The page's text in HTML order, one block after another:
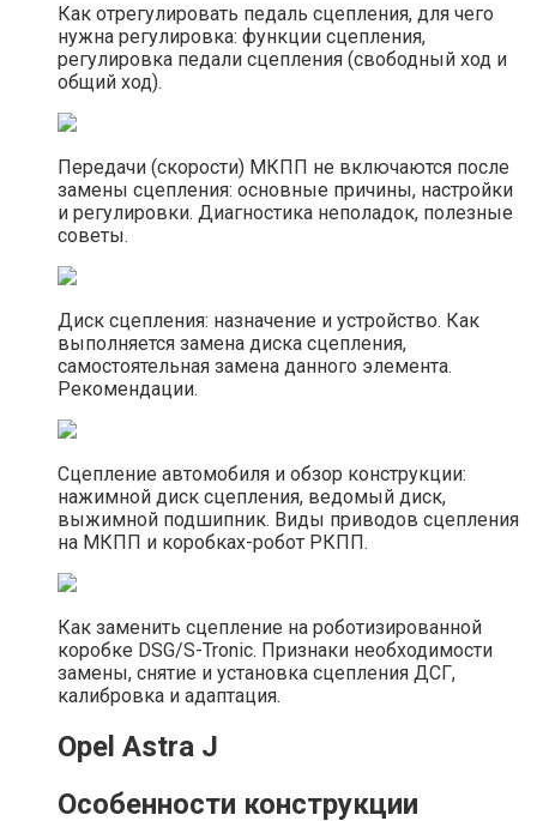
Как отрегулировать педаль сцепления, для чего
нужна регулировка: функции сцепления,
регулировка педали сцепления (свободный ход и
общий ход).
Передачи (скорости) МКПП не включаются после
замены сцепления: основные причины, настройки
и регулировки. Диагностика неполадок, полезные
советы.
Диск сцепления: назначение и устройство. Как
выполняется замена диска сцепления,
самостоятельная замена данного элемента.
Рекомендации.
Сцепление автомобиля и обзор конструкции:
нажимной диск сцепления, ведомый диск,
выжимной подшипник. Виды приводов сцепления
на МКПП и коробках-робот РКПП.
Как заменить сцепление на роботизированной
коробке DSG/S-Tronic. Признаки необходимости
замены, снятие и установка сцепления ДСГ,
калибровка и адаптация.
Opel Astra J
Особенности конструкции